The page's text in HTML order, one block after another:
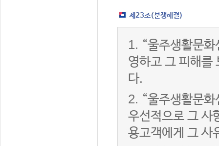
제23조(분쟁해결)
1. “울주생활문
영하고 그 피해를
다.
2. “울주생활문
우선적으로 그 사
용고객에게 그 사